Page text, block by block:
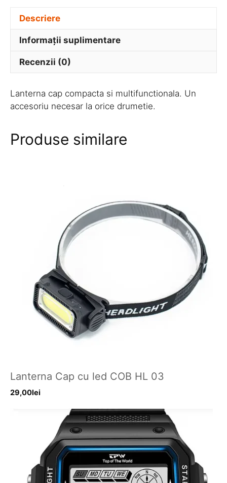
Descriere
Informații suplimentare
Recenzii (0)
Lanterna cap compacta si multifunctionala. Un
accesoriu necesar la orice drumetie.
Produse similare
Lanterna Cap cu led COB HL 03
29,00lei